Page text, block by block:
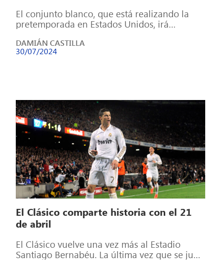
El conjunto blanco, que está realizando la
pretemporada en Estados Unidos, irá
los días. […]
DAMIÁN CASTILLA
30/07/2024
El Clásico comparte historia con el 21
de abril
El Clásico vuelve una vez más al Estadio
Santiago Bernabéu. La última vez que se jugó